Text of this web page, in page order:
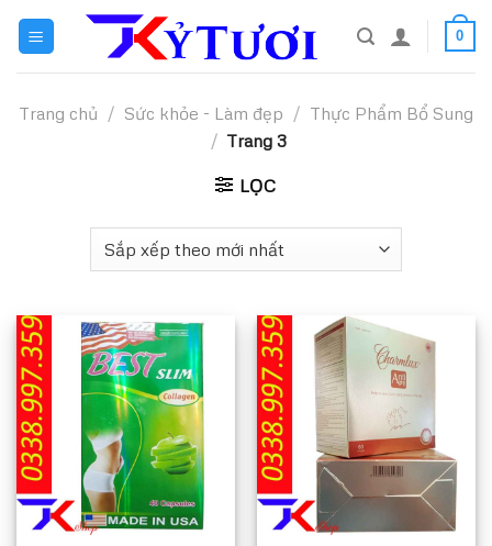
content
0
Trang chủ / Sức khỏe - Làm đẹp / Thực Phẩm Bổ Sung
/ Trang 3
LỌC